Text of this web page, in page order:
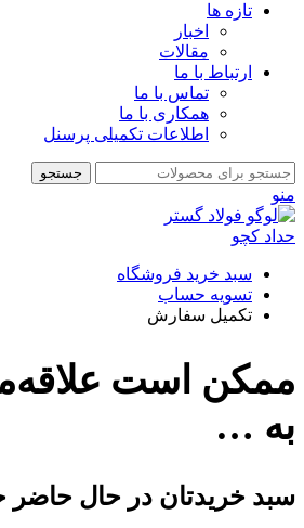
تازه ها
اخبار
مقالات
ارتباط با ما
تماس با ما
همکاری با ما
اطلاعات تکمیلی پرسنل
جستجو
منو
سبد خرید فروشگاه
تسویه حساب
تکمیل سفارش
ممکن است
به …
سبد خریدتان در حال